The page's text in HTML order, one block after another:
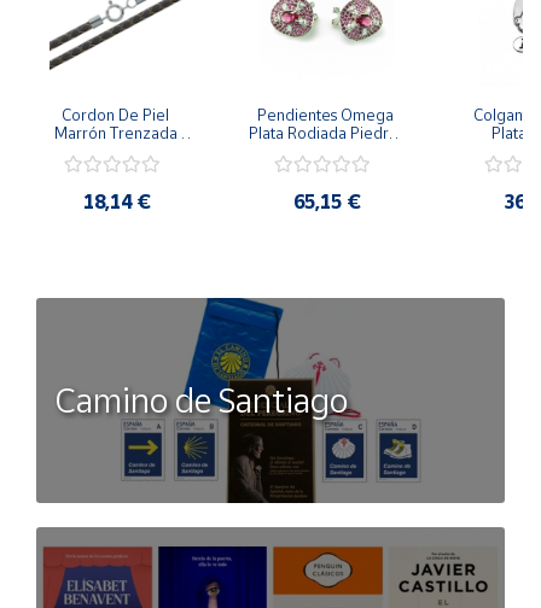
Cordon De Piel
Marrón Trenzada
Plata De 45Cm
18,14 €
Pendientes Omega
Plata Rodiada Piedras
65,15 €
Plata
Camino de Santiago